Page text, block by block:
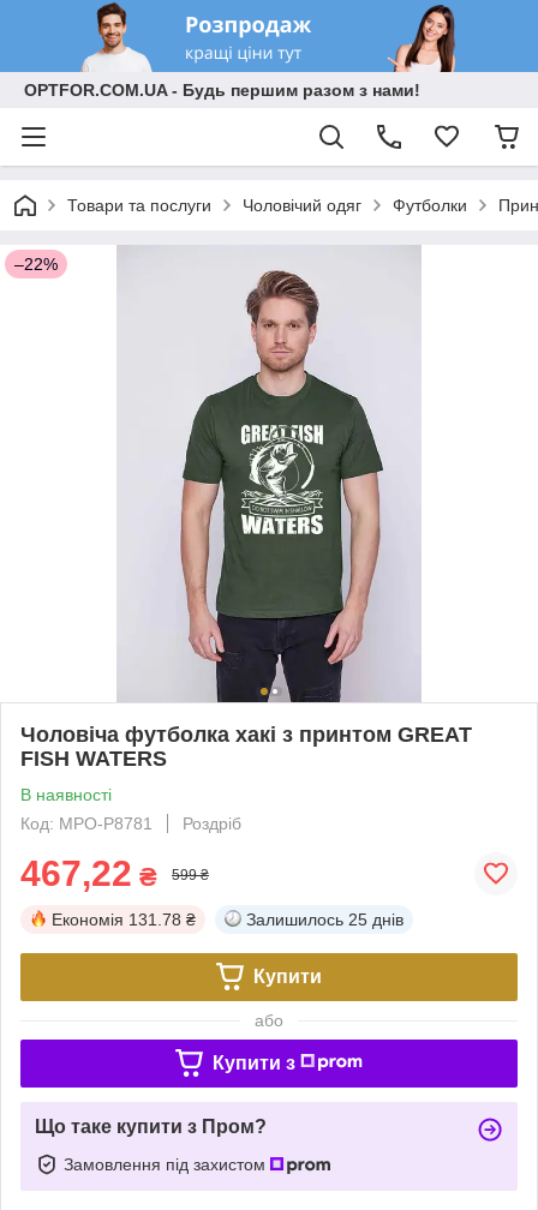
OPTFOR.COM.UA - Будь першим разом з нами!
Товари та послуги Чоловічий одяг Футболки
–22%
Чоловіча футболка хакі з принтом GREAT
FISH WATERS
В наявності
Код: MPO-P8781
Роздріб
467,22 ₴ 599 ₴
Економія 131.78 ₴ Залишилось 25 днів
Купити
або
Купити з
Що таке купити з Пром?
Замовлення під захистом